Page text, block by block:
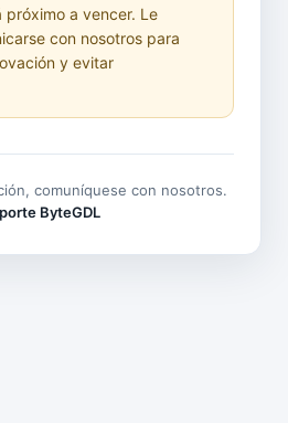
a vencer. Le
con nosotros para
y evitar
comuníquese con nosotros.
ByteGDL